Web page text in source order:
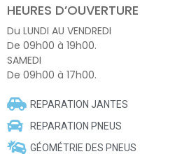
HEURES D’OUVERTURE
Du LUNDI AU VENDREDI
De 09h00 à 19h00.
SAMEDI
De 09h00 à 17h00.
REPARATION JANTES
REPARATION PNEUS
GÉOMÉTRIE DES PNEUS